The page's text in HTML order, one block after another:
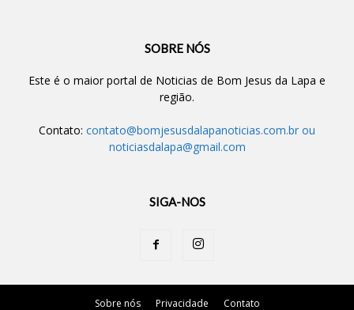
SOBRE NÓS
Este é o maior portal de Noticias de Bom Jesus da Lapa e
região.
Contato: contato@bomjesusdalapanoticias.com.br ou
noticiasdalapa@gmail.com
SIGA-NOS
Sobre nós Privacidade Contato